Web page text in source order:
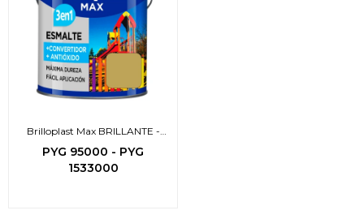
Brilloplast Max BRILLANTE -
3en1-
PYG 95000 - PYG
1533000